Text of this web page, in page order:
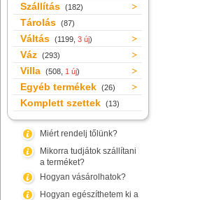
Szállítás (182)
Tárolás (87)
Váltás (1199, 3 új)
Váz (293)
Villa (508, 1 új)
Egyéb termékek (26)
Komplett szettek (13)
Miért rendelj tőlünk?
Mikorra tudjátok szállítani
a terméket?
Hogyan vásárolhatok?
Hogyan egészíthetem ki a